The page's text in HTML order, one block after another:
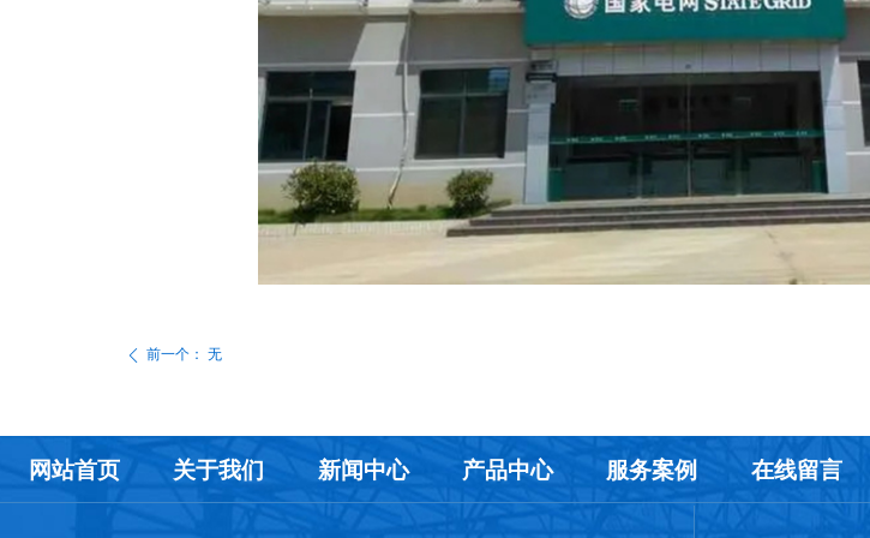
ꄴ 前一个： 无
网站首页 关于我们 新闻中心 产品中心 服务案例 在线留言